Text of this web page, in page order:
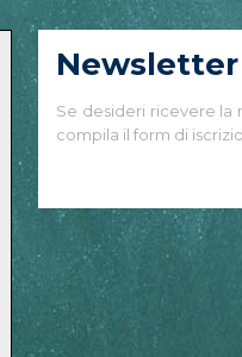
Newsletter
Se desideri ricevere la
compila il form di